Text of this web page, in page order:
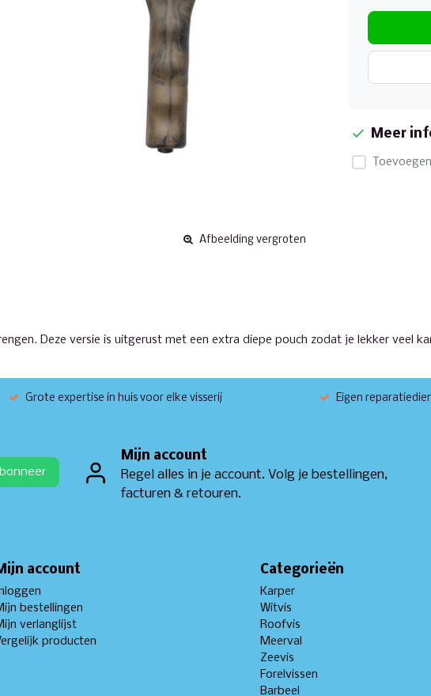
Afbeelding vergroten
Meer
Deze versie is uitgerust met een extra diepe pouch zodat je lekker veel
Grote expertise in huis voor elke visserij Eigen
Mijn account
Regel alles in je account. Volg je bestellingen,
facturen & retouren.
account
bestellingen
verlanglijst
producten
Categorieën
Karper
Witvis
Roofvis
Meerval
Zeevis
Forelvissen
Barbeel